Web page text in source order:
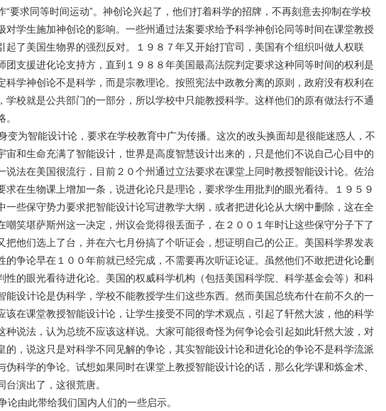
“要求同等时间运动”。神创论兴起了，他们打着科学的招牌，不再刻意去抑制在学校
对学生施加神创论的影响。一些州通过法案要求给予科学神创论同等时间在课堂教授
起了美国生物界的强烈反对。１９８７年又开始打官司，美国有个组织叫做人权联
团支援进化论支持方，直到１９８８年美国最高法院判定要求这种同等时间的权利是
科学神创论不是科学，而是宗教理论。按照宪法中政教分离的原则，政府没有权利在
学校就是公共部门的一部分，所以学校中只能教授科学。这样他们的原有做法行不通
为智能设计论，要求在学校教育中广为传播。这次的改头换面却是很能迷惑人，不
宙和生命充满了智能设计，世界是高度智慧设计出来的，只是他们不说自己心目中的
说法在美国很流行，目前２０个州通过立法要求在课堂上同时教授智能设计论。佐治
求在生物课上增加一条，说进化论只是理论，要求学生用批判的眼光看待。１９５９
一些保守势力要求把智能设计论写进教学大纲，或者把进化论从大纲中删除，这在全
嘲笑堪萨斯州这一决定，州议会觉得很丢面子，在２００１年时让这些保守分子下了
把他们选上了台，并在六七月份搞了个听证会，想证明自己的公正。美国科学界发表
的争论早在１００年前就已经完成，不需要再次听证论证。虽然他们不敢把进化论删
性的眼光看待进化论。美国的权威科学机构（包括美国科学院、科学基金会等）和科
能设计论是伪科学，学校不能教授学生们这些东西。然而美国总统布什在前不久的一
该在课堂教授智能设计论，让学生接受不同的学术观点，引起了轩然大波，他的科学
种说法，认为总统不应该这样说。大家可能很奇怪为何争论会引起如此轩然大波，对
的，说这只是对科学不同见解的争论，其实智能设计论和进化论的争论不是科学流派
伪科学的争论。试想如果同时在课堂上教授智能设计论的话，那么化学课和炼金术、
演出了，这很荒唐。
由此带给我们国内人们的一些启示。